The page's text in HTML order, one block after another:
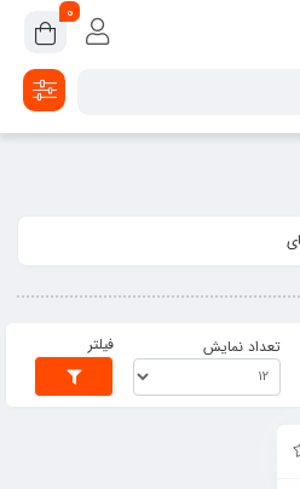
google-site-
تعداد نمایش فیلتر
0